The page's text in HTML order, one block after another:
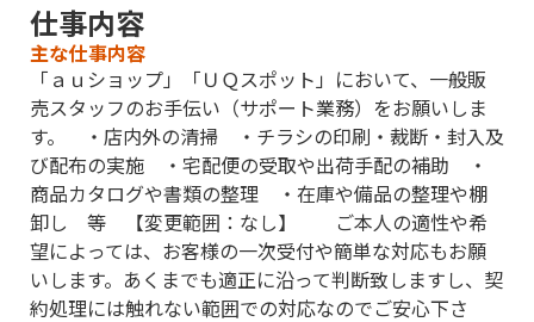
仕事内容
主な仕事内容
「ａｕショップ」「ＵＱスポット」において、一般販
売スタッフのお手伝い（サポート業務）をお願いしま
す。 ・店内外の清掃 ・チラシの印刷・裁断・封入及
び配布の実施 ・宅配便の受取や出荷手配の補助 ・
商品カタログや書類の整理 ・在庫や備品の整理や棚
卸し 等 【変更範囲：なし】 ご本人の適性や希
望によっては、お客様の一次受付や簡単な対応もお願
いします。あくまでも適正に沿って判断致しますし、契
約処理には触れない範囲での対応なのでご安心下さ